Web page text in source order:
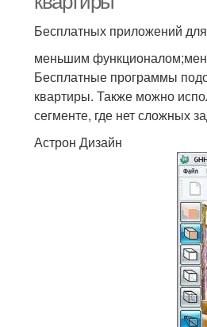
Бесплатных приложений
меньшим
Бесплатные программы
квартиры. Также можно
сегменте, где нет сложных
Астрон Дизайн